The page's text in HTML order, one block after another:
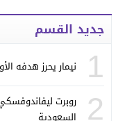
جديد القسم
1 نيمار يحرز هدفه
2
روبرت
السعودية